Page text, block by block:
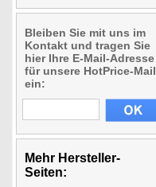
Bleiben Sie mit uns im
Kontakt und tragen Sie
hier Ihre E-Mail-Adresse
für unsere HotPrice-Mail
ein:
Mehr Hersteller-
Seiten: